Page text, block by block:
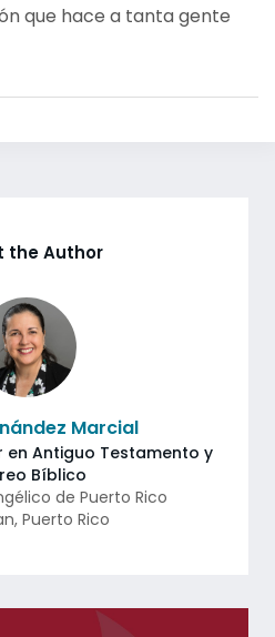
que hace a tanta gente
the Author
Marcial
Antiguo Testamento y
Bíblico
de Puerto Rico
, Puerto Rico